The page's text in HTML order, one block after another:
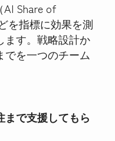
Share of
を指標に効果を測
ます。戦略設計か
でを一つのチーム
まで支援してもら